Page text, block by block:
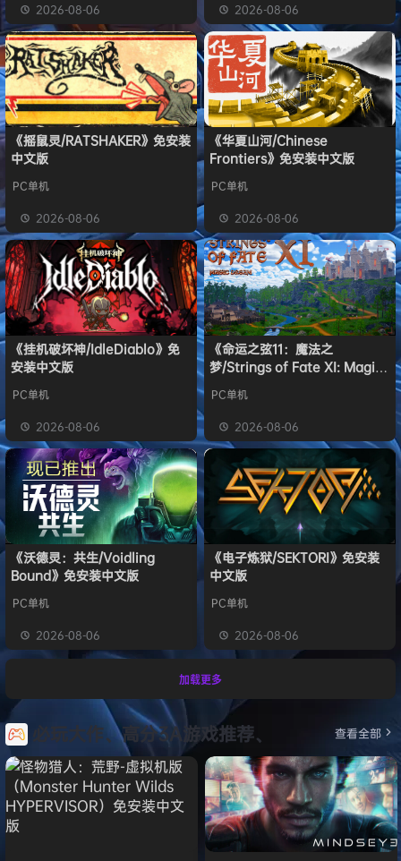
2026-08-06 2026-08-06
《摇鼠灵/RATSHAKER》免安装
中文版
PC单机
2026-08-06
《华夏山河/Chinese
Frontiers》免安装中文版
PC单机
2026-08-06
《挂机破坏神/IdleDiablo》免
安装中文版
PC单机
2026-08-06
《命运之弦11：魔法之
梦/Strings of Fate XI: Magic
PC单机
2026-08-06
《沃德灵：共生/Voidling
Bound》免安装中文版
PC单机
2026-08-06
《电子炼狱/SEKTORI》免安装
中文版
PC单机
2026-08-06
加载更多
必玩大作、高分3A游戏推荐、 查看全部